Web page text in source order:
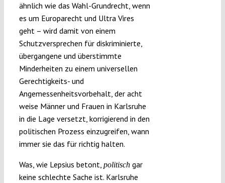
ähnlich wie das Wahl-Grundrecht, wenn
es um Europarecht und Ultra Vires
geht – wird damit von einem
Schutzversprechen für diskriminierte,
übergangene und überstimmte
Minderheiten zu einem universellen
Gerechtigkeits- und
Angemessenheitsvorbehalt, der acht
weise Männer und Frauen in Karlsruhe
in die Lage versetzt, korrigierend in den
politischen Prozess einzugreifen, wann
immer sie das für richtig halten.
Was, wie Lepsius betont, politischgar
keine schlechte Sache ist. Karlsruhe